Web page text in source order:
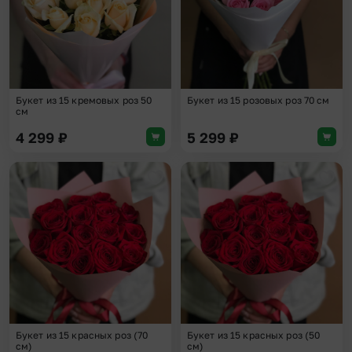
Букет из 15 кремовых роз 50
см
4 299 ₽
Букет из 15 розовых роз 70 см
5 299 ₽
Добавить в избранное
Букет из 15 красных роз (70
см)
Букет из 15 красных роз (50
см)